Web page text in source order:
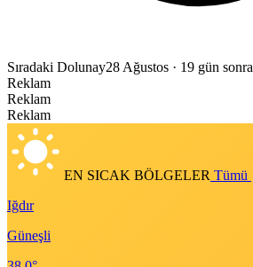
Sıradaki Dolunay28 Ağustos · 19 gün sonra
Reklam
Reklam
Reklam
EN SICAK BÖLGELER Tümü
Iğdır
Güneşli